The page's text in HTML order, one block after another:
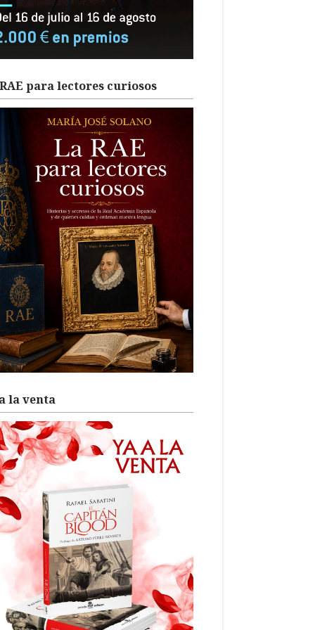
para lectores curiosos
la venta